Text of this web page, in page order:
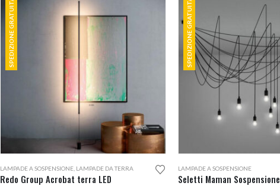
SPEDIZIONE GRATUITA
LAMPADE A SOSPENSIONE LAMPADE DA TERRA
Redo Group Acrobat terra LED
SPEDIZIONE GRATUITA
LAMPADE A SOSPENSIONE
Seletti Maman Sospensione